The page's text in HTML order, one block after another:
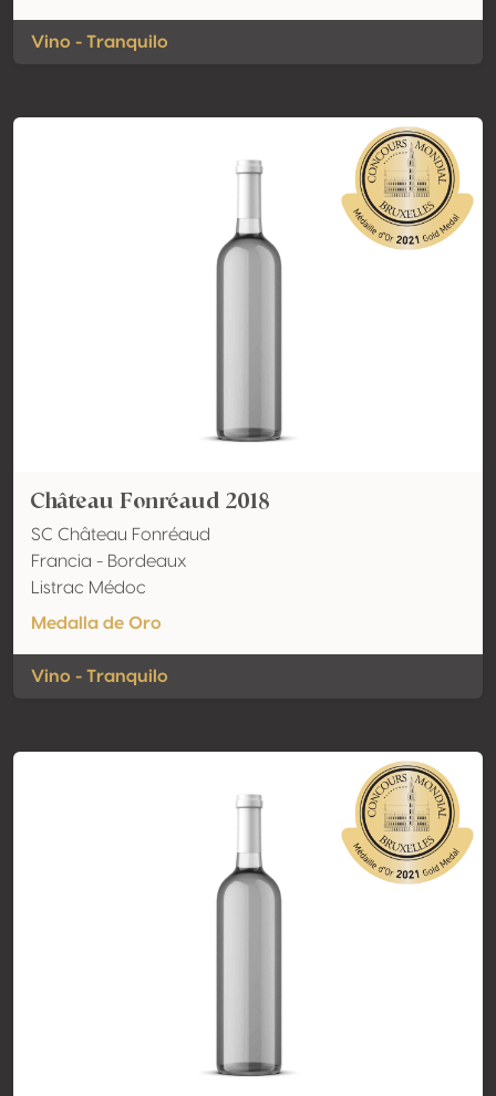
Vino - Tranquilo
Château Fonréaud 2018
SC Château Fonréaud
Francia - Bordeaux
Listrac Médoc
Medalla de Oro
Vino - Tranquilo